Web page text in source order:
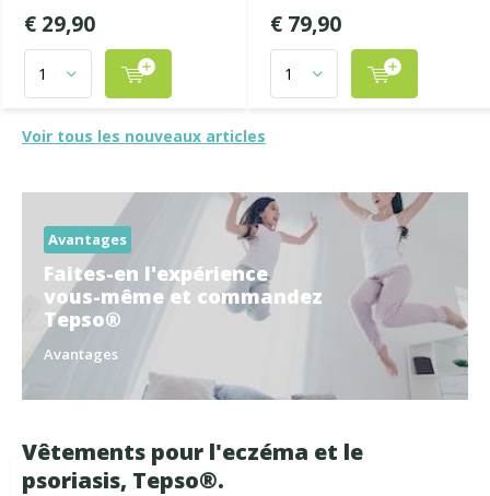
€ 29,90 € 79,90
Voir tous les nouveaux articles
Avantages
Faites-en l'expérience
vous-même et commandez
Tepso®
Avantages
Vêtements pour l'eczéma et le
psoriasis, Tepso®.